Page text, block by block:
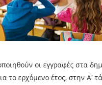
οι εγγραφές στα
το ερχόμενο έτος, στην Α'